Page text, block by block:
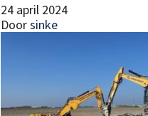
24 april 2024
Doorsinke